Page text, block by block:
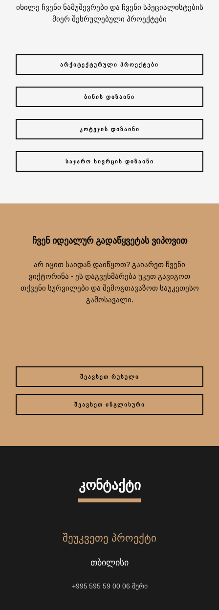
იხილე ჩვენი ნამუშევრები და ჩვენი სპეციალისტების
მიერ შესრულებული პროექტები
ᲐᲠᲥᲘᲢᲔᲥᲢᲣᲠᲣᲚᲘ ᲞᲠᲝᲔᲥᲢᲔᲑᲘ
ᲑᲘᲜᲘᲡ ᲓᲘᲖᲐᲘᲜᲘ
ᲙᲝᲢᲔᲯᲘᲡ ᲓᲘᲖᲐᲘᲜᲘ
ᲡᲐᲯᲐᲠᲝ ᲡᲘᲕᲠᲪᲘᲡ ᲓᲘᲖᲐᲘᲜᲘ
ᲩᲕᲔᲜ ᲘᲓᲔᲐᲚᲣᲠ ᲒᲐᲓᲐᲬᲧᲕᲔᲢᲐᲡ ᲕᲘᲞᲝᲕᲘᲗ
არ იცით საიდან დაიწყოთ? გაიარეთ ჩვენი
ვიქტორინა - ეს დაგვეხმარება უკეთ გავიგოთ
თქვენი სურვილები და შემოგთავაზოთ საუკეთესო
გამოსავალი.
ᲨᲔᲐᲕᲡᲔᲗ ᲠᲣᲡᲣᲚᲘ
ᲨᲔᲐᲕᲡᲔᲗ ᲘᲜᲒᲚᲘᲡᲣᲠᲘ
ᲙᲝᲜᲢᲐᲥᲢᲘ
ᲨᲔᲣᲙᲕᲔᲗᲔ ᲞᲠᲝᲔᲥᲢᲘ
ᲗᲑᲘᲚᲘᲡᲘ
+995 595 59 00 06 მერი